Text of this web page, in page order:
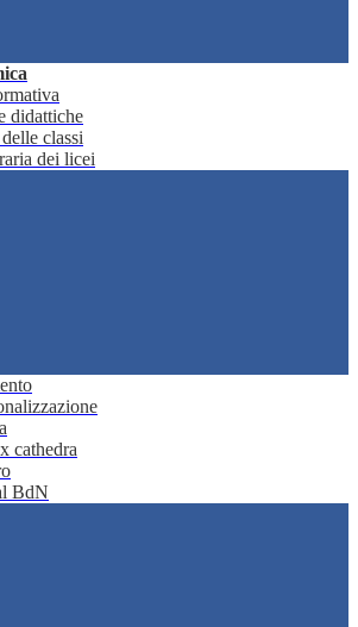
didattiche
classi
dei licei
cathedra
BdN